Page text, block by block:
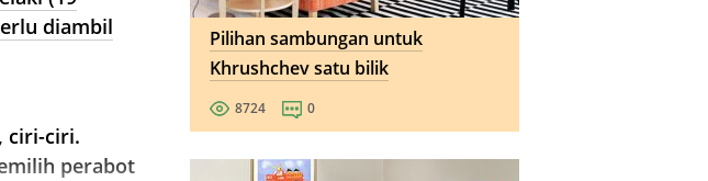
diambil
ciri-ciri.
perabot
Pilihan sambungan untuk
Khrushchev satu bilik
8724 0